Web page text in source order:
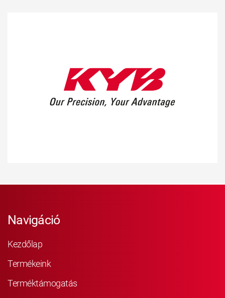
Navigáció
Kezdőlap
Termékeink
Terméktámogatás